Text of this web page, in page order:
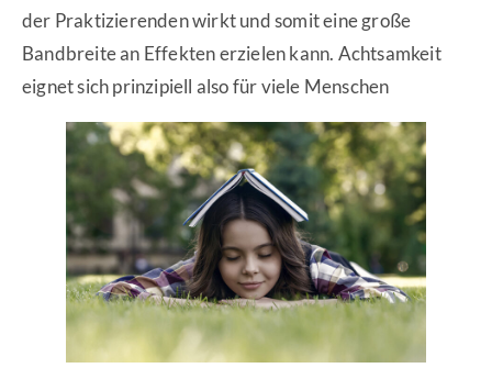
der Praktizierenden wirkt und somit eine große
Bandbreite an Effekten erzielen kann. Achtsamkeit
eignet sich prinzipiell also für viele Menschen